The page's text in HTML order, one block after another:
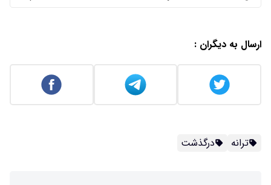
ارسال به دیگران :
ترانه درگذشت